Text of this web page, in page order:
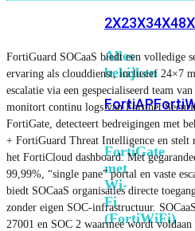
2X23X34X4
Alles
bekijken
FortiAP
FortiGate
met
Wi-
Fi
(FortiWiFi)
FortiGuard SOCaaS biedt een volledige
ervaring als clouddienst, inclusief 24×7
escalatie via een gespecialiseerd team
monitort continu logs van Fortinet
FortiGate, detecteert bedreigingen met
+ FortiGuard Threat Intelligence en stelt
het FortiCloud dashboard. Met
99,99%, “single pane” portal en vaste
biedt SOCaaS organisaties directe
zonder eigen SOC-infrastructuur.
27001 en SOC 2 waarmee wordt